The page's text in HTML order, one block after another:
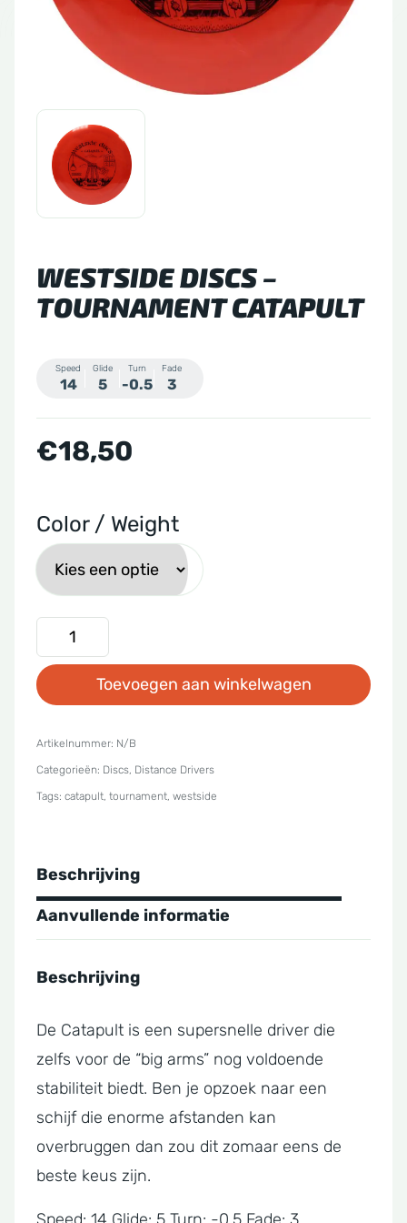
64
Sacs
WESTSIDE DISCS –
TOURNAMENT CATAPULT
Speed
14
Glide
5
Turn
-0.5
Fade
3
€18,50
Color / Weight
Westside
Discs
-
Catapult
aantal
Toevoegen aan winkelwagen
Artikelnummer: N/B
Categorieën: Discs, Distance Drivers
Tags: catapult, tournament, westside
Beschrijving
Aanvullende informatie
Beschrijving
De Catapult is een supersnelle driver die
zelfs voor de “big arms” nog voldoende
stabiliteit biedt. Ben je opzoek naar een
schijf die enorme afstanden kan
overbruggen dan zou dit zomaar eens de
beste keus zijn.